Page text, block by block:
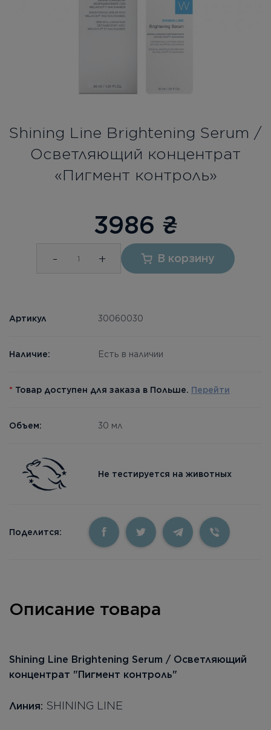
Бесплатная консультация
Shining Line Brightening Serum /
Осветляющий концентрат
«Пигмент контроль»
3986 ₴
- + В корзину
Артикул 30060030
Наличие: Есть в наличии
* Товар доступен для заказа в Польше. Перейти
Объем: 30 мл
Не тестируется на животных
Поделится:
Описание товара
Shining Line Brightening Serum / Осветляющий
концентрат "Пигмент контроль"
Линия: SHINING LINE